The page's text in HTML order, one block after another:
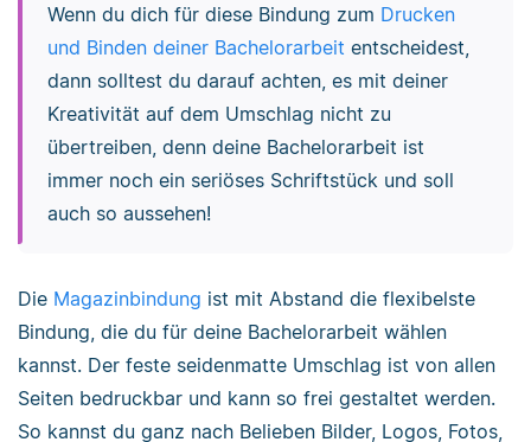
Wenn du dich für diese Bindung zum Drucken
und Binden deiner Bachelorarbeit entscheidest,
dann solltest du darauf achten, es mit deiner
Kreativität auf dem Umschlag nicht zu
übertreiben, denn deine Bachelorarbeit ist
immer noch ein seriöses Schriftstück und soll
auch so aussehen!
Die Magazinbindung ist mit Abstand die flexibelste
Bindung, die du für deine Bachelorarbeit wählen
kannst. Der feste seidenmatte Umschlag ist von allen
Seiten bedruckbar und kann so frei gestaltet werden.
So kannst du ganz nach Belieben Bilder, Logos, Fotos,